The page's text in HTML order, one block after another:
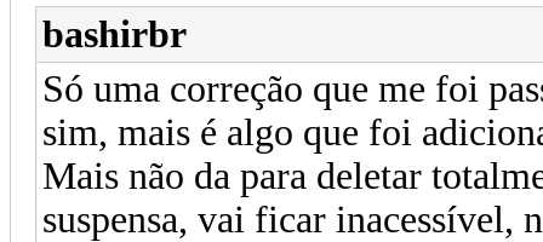
bashirbr
Só uma correção que me foi
sim, mais é algo que foi
Mais não da para deletar
suspensa, vai ficar inacessível,